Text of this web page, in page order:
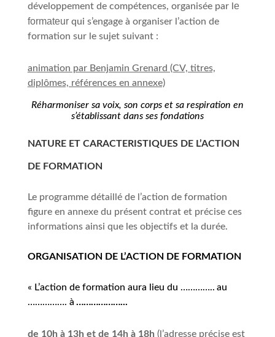
développement de compétences, organisée par l e
formateurqui s’engage à organiser l’action de
formation sur le sujet suivant :
animation par Benjamin Grenard (CV, titres,
diplômes, références en annexe)
Réharmoniser sa voix, son corps et sa respiration en
s’établissant dans ses fondations
NATURE ET CARACTERISTIQUES DE L’ACTION
DE FORMATION
Le programme détaillé de l’action de formation
figure en annexe du présent contrat et précise ces
informations ainsi que les objectifs et la durée.
ORGANISATION DE L’ACTION DE FORMATION
« L’action de formation aura lieu du ………….. au
……………. à ………………...
de 10h à 13h et de 14h à 18h (l’adresse précise est